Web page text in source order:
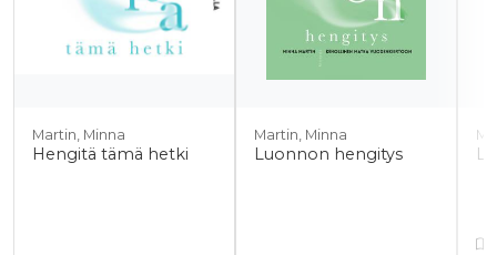
Martin, Minna
Hengitä tämä hetki
Martin, Minna
Luonnon hengitys